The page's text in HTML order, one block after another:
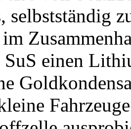
selbstständig
einen